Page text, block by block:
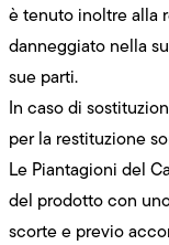
è tenuto inoltre alla
danneggiato nella
sue parti.
In caso di
per la restituzione
Le Piantagioni del
del prodotto con
scorte e previo